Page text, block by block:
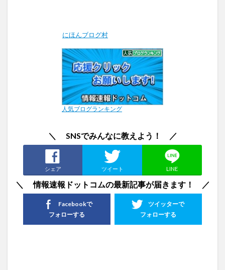
にほんブログ村
人気ブログランキング
＼ SNSでみんなに教えよう！ ／
シェア ツイート LINE
＼ 情報速報ドットコムの最新記事が届きます！ ／
ツイッターで
フォローする
Facebookで
フォローする